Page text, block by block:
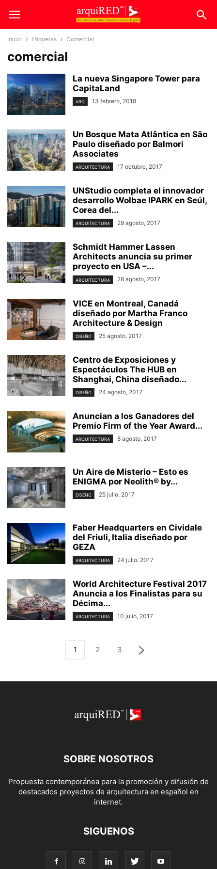
Inicio Etiquetas Comercial
comercial
La nueva Singapore Tower para
CapitaLand
ARQ 13 febrero, 2018
Un Bosque Mata Atlântica en São
Paulo diseñado por Balmori
Associates
ARQUITECTURA 17 octubre, 2017
UNStudio completa el innovador
desarrollo Wolbae IPARK en Seúl,
Corea del...
ARQUITECTURA 29 agosto, 2017
Schmidt Hammer Lassen
Architects anuncia su primer
proyecto en USA –...
ARQUITECTURA 28 agosto, 2017
VICE en Montreal, Canadá
diseñado por Martha Franco
Architecture & Design
DISEÑO 25 agosto, 2017
Centro de Exposiciones y
Espectáculos The HUB en
Shanghai, China diseñado...
DISEÑO 24 agosto, 2017
Anuncian a los Ganadores del
Premio Firm of the Year Award...
ARQUITECTURA 8 agosto, 2017
Un Aire de Misterio – Esto es
ENIGMA por Neolith® by...
DISEÑO 25 julio, 2017
Faber Headquarters en Cividale
del Friuli, Italia diseñado por
GEZA
ARQUITECTURA 24 julio, 2017
World Architecture Festival 2017
Anuncia a los Finalistas para su
Décima...
ARQUITECTURA 10 julio, 2017
1 2 3
SOBRE NOSOTROS
Propuesta contemporánea para la promoción y difusión de
destacados proyectos de arquitectura en español en
internet.
SIGUENOS